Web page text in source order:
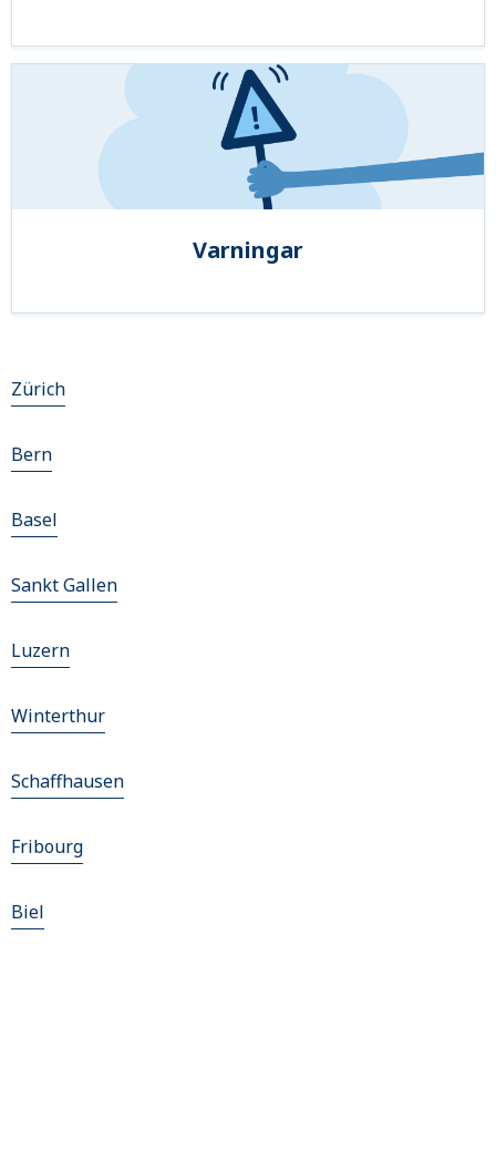
Varningar
Zürich
Bern
Basel
Sankt Gallen
Luzern
Winterthur
Schaffhausen
Fribourg
Biel